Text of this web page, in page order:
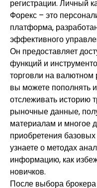
регистрации. Личный
Форекс – это
платформа‚
эффективного
Он предоставляет
функций и
торговли на
вы можете пополнять
отслеживать историю
рыночные данные‚
материалам и многое
приобретения
узнаете о методах
информацию, как
новичков.
После выбора